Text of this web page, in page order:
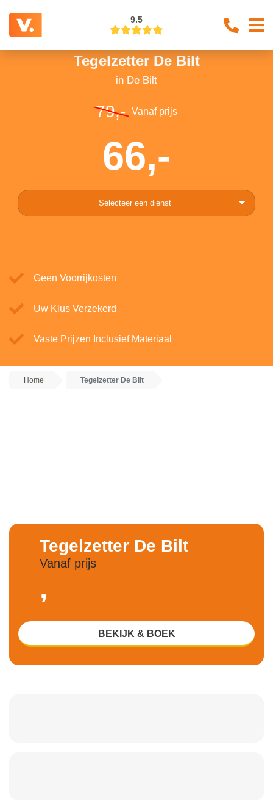
9.5
Tegelzetter De Bilt
in De Bilt
79,- Vanaf prijs
66,-
Selecteer een dienst
Geen Voorrijkosten
Uw Klus Verzekerd
Vaste Prijzen Inclusief Materiaal
Home Tegelzetter De Bilt
Tegelzetter De Bilt
Vanaf prijs
,
BEKIJK & BOEK